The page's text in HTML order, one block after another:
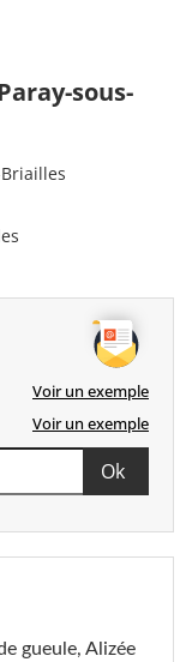
sous-
Voir un exemple
Voir un exemple
gueule, Alizée